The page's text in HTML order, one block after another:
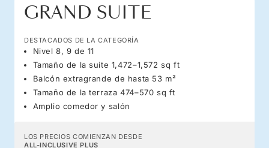
GRAND SUITE
DESTACADOS DE LA CATEGORÍA
Nivel 8, 9 de 11
Tamaño de la suite 1,472–1,572 sq ft
Balcón extragrande de hasta 53 m²
Tamaño de la terraza 474–570 sq ft
Amplio comedor y salón
LOS PRECIOS COMIENZAN DESDE
ALL-INCLUSIVE PLUS